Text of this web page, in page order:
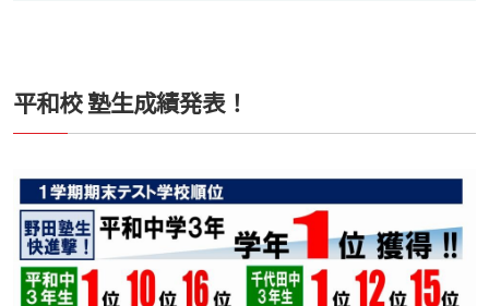
平和校 塾生成績発表！